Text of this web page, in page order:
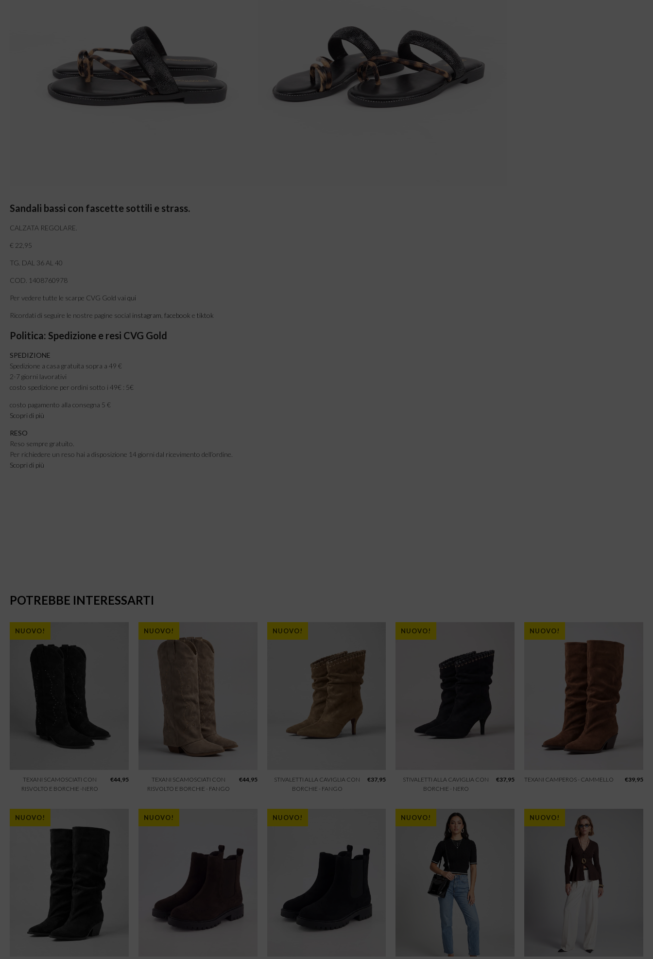
Sandali bassi con fascette sottili e strass.
CALZATA REGOLARE.
€ 22,95
TG. DAL 36 AL 40
COD. 1408760978
Per vedere tutte le scarpe CVG Gold vai qui
Ricordati di seguire le nostre pagine social instagram, facebook e tiktok
Politica: Spedizione e resi CVG Gold
SPEDIZIONE
Spedizione a casa gratuita sopra a 49 €
2-7 giorni lavorativi
costo spedizione per ordini sotto i 49€ : 5€
costo pagamento alla consegna 5 €
Scopri di più
RESO
Reso sempre gratuito.
Per richiedere un reso hai a disposizione 14 giorni dal ricevimento dell’ordine.
Scopri di più
POTREBBE INTERESSARTI
NUOVO!
TEXANI SCAMOSCIATI CON
RISVOLTO E BORCHIE -NERO
€44,95
NUOVO!
TEXANI SCAMOSCIATI CON
RISVOLTO E BORCHIE - FANGO
€44,95
NUOVO!
STIVALETTI ALLA CAVIGLIA CON
BORCHIE - FANGO
€37,95
NUOVO!
STIVALETTI ALLA CAVIGLIA CON
BORCHIE - NERO
€37,95
NUOVO!
TEXANI CAMPEROS - CAMMELLO €39,95
NUOVO! NUOVO! NUOVO! NUOVO! NUOVO!